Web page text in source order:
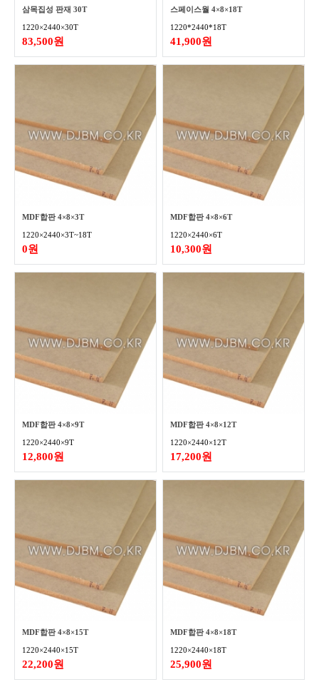
삼목집성 판재 30T
1220×2440×30T
83,500원
스페이스월 4×8×18T
1220*2440*18T
41,900원
MDF합판 4×8×3T
1220×2440×3T~18T
0원
MDF합판 4×8×6T
1220×2440×6T
10,300원
MDF합판 4×8×9T
1220×2440×9T
12,800원
MDF합판 4×8×12T
1220×2440×12T
17,200원
MDF합판 4×8×15T
1220×2440×15T
22,200원
MDF합판 4×8×18T
1220×2440×18T
25,900원